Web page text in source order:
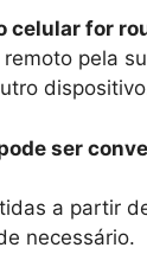
celular for
pela
ser
a partir
necessário.